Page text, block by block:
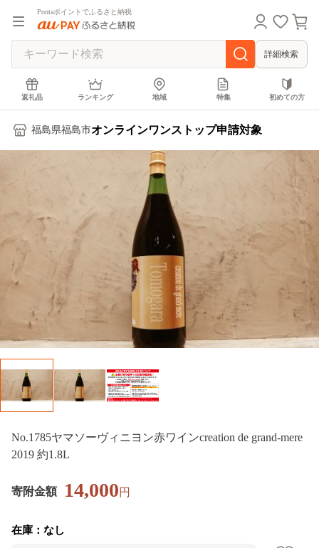
Pontaポイントでふるさと納税
詳細検索
返礼品 ランキング 地域 特集 初めての方
福島県福島市オンラインワンストップ申請対象
No.1785ヤマソーヴィニヨン赤ワインcreation de grand-mere
2019 約1.8L
寄附金額 14,000円
在庫：なし